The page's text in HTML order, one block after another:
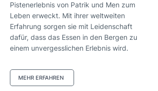
Pistenerlebnis von Patrik und Men zum
Leben erweckt. Mit ihrer weltweiten
Erfahrung sorgen sie mit Leidenschaft
dafür, dass das Essen in den Bergen zu
einem unvergesslichen Erlebnis wird.
MEHR ERFAHREN